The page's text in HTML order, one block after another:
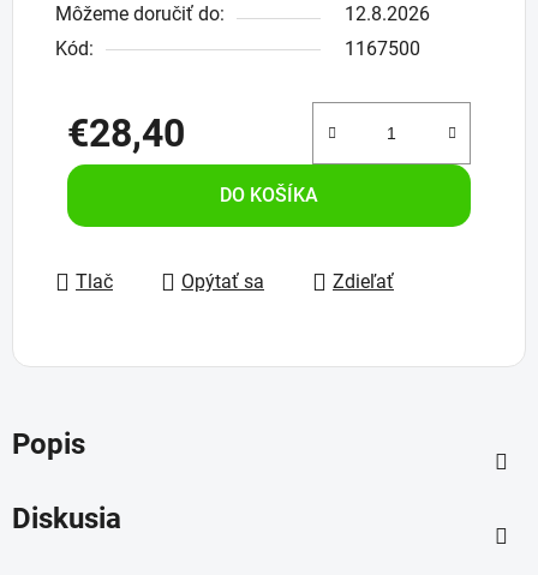
Môžeme doručiť do:
12.8.2026
Kód:
1167500
€28,40
Jednotková cena:
DO KOŠÍKA
Tlač Opýtať sa Zdieľať
Popis
Diskusia